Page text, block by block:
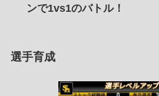
ンで1vs1のバトル！
選手育成